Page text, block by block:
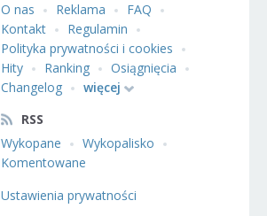
O nas
Reklama
FAQ
Kontakt
Regulamin
Polityka prywatności i cookies
Hity
Ranking
Osiągnięcia
Changelog
więcej
RSS
Wykopane
Wykopalisko
Komentowane
Ustawienia prywatności